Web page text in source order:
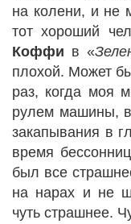
на колени, и не
тот хороший
Коффи в «
плохой. Может
раз, когда моя
рулем машины, в
закапывания в
время
был все
на нарах и не
чуть страшнее.